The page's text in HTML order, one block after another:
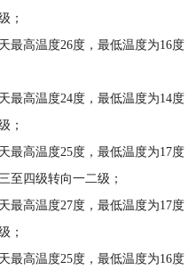
；
最高温度26度，最低温度为16
最高温度24度，最低温度为14
；
最高温度25度，最低温度为17
至四级转向一二级；
最高温度27度，最低温度为17度
；
最高温度25度，最低温度为16